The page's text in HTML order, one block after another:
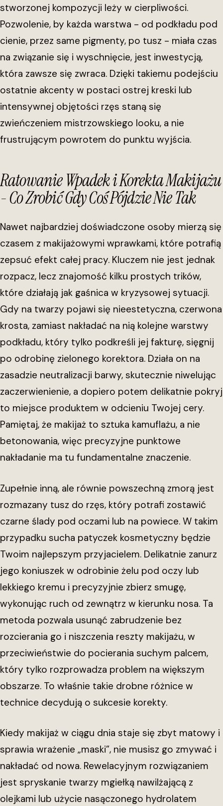
stworzonej kompozycji leży w cierpliwości.
Pozwolenie, by każda warstwa - od podkładu pod
cienie, przez same pigmenty, po tusz - miała czas
na związanie się i wyschnięcie, jest inwestycją,
która zawsze się zwraca. Dzięki takiemu podejściu
ostatnie akcenty w postaci ostrej kreski lub
intensywnej objętości rzęs staną się
zwieńczeniem mistrzowskiego looku, a nie
frustrującym powrotem do punktu wyjścia.
Ratowanie Wpadek i Korekta Makijażu
- Co Zrobić Gdy Coś Pójdzie Nie Tak
Nawet najbardziej doświadczone osoby mierzą się
czasem z makijażowymi wprawkami, które potrafią
zepsuć efekt całej pracy. Kluczem nie jest jednak
rozpacz, lecz znajomość kilku prostych trików,
które działają jak gaśnica w kryzysowej sytuacji.
Gdy na twarzy pojawi się nieestetyczna, czerwona
krosta, zamiast nakładać na nią kolejne warstwy
podkładu, który tylko podkreśli jej fakturę, sięgnij
po odrobinę zielonego korektora. Działa on na
zasadzie neutralizacji barwy, skutecznie niwelując
zaczerwienienie, a dopiero potem delikatnie pokryj
to miejsce produktem w odcieniu Twojej cery.
Pamiętaj, że makijaż to sztuka kamuflażu, a nie
betonowania, więc precyzyjne punktowe
nakładanie ma tu fundamentalne znaczenie.
Zupełnie inną, ale równie powszechną zmorą jest
rozmazany tusz do rzęs, który potrafi zostawić
czarne ślady pod oczami lub na powiece. W takim
przypadku sucha patyczek kosmetyczny będzie
Twoim najlepszym przyjacielem. Delikatnie zanurz
jego koniuszek w odrobinie żelu pod oczy lub
lekkiego kremu i precyzyjnie zbierz smugę,
wykonując ruch od zewnątrz w kierunku nosa. Ta
metoda pozwala usunąć zabrudzenie bez
rozcierania go i niszczenia reszty makijażu, w
przeciwieństwie do pocierania suchym palcem,
który tylko rozprowadza problem na większym
obszarze. To właśnie takie drobne różnice w
technice decydują o sukcesie korekty.
Kiedy makijaż w ciągu dnia staje się zbyt matowy i
sprawia wrażenie „maski”, nie musisz go zmywać i
nakładać od nowa. Rewelacyjnym rozwiązaniem
jest spryskanie twarzy mgiełką nawilżającą z
olejkami lub użycie nasączonego hydrolatem